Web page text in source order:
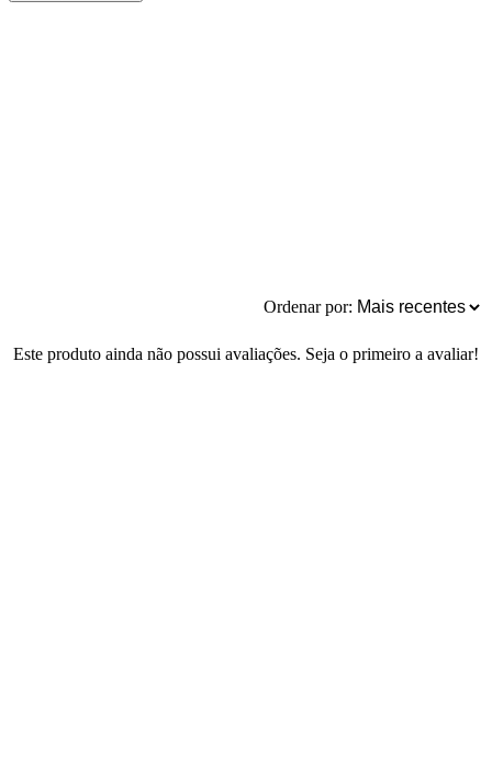
Ordenar por:
Este produto ainda não possui avaliações. Seja o primeiro a avaliar!